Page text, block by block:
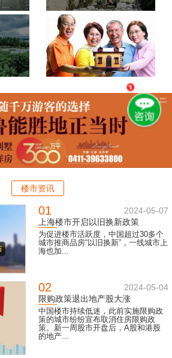
楼市资讯
01
2024-05-07
上海楼市开启以旧换新政策
为促进楼市活跃度，中国超过30多个
城市推商品房“以旧换新”，一线城市上
海也加...
02
2024-05-04
限购政策退出地产股大涨
中国楼市持续低迷，此前实施限购政
策的城市纷纷宣布取消住房限购政
策。新一周股市开盘后，A股和港股
的地产...